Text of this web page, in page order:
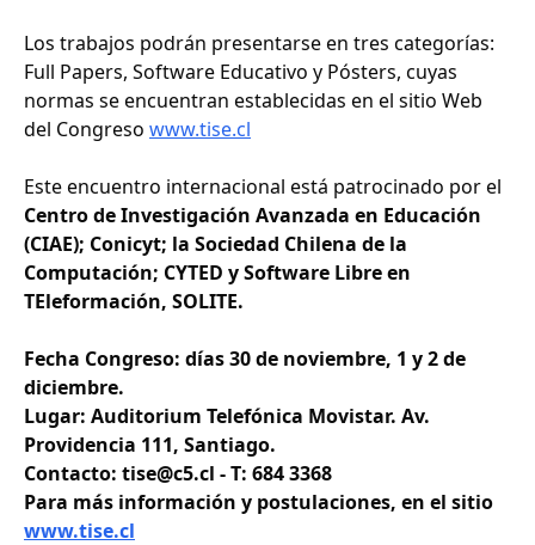
Los trabajos podrán presentarse en tres categorías:
Full Papers, Software Educativo y Pósters, cuyas
normas se encuentran establecidas en el sitio Web
del Congreso www.tise.cl
Este encuentro internacional está patrocinado por el
Centro de Investigación Avanzada en Educación
(CIAE); Conicyt; la Sociedad Chilena de la
Computación; CYTED y Software Libre en
TEleformación, SOLITE.
Fecha Congreso: días 30 de noviembre, 1 y 2 de
diciembre.
Lugar: Auditorium Telefónica Movistar. Av.
Providencia 111, Santiago.
Contacto: tise@c5.cl - T: 684 3368
Para más información y postulaciones, en el sitio
www.tise.cl